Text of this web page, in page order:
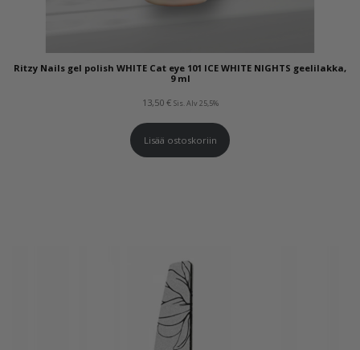
Ritzy Nails gel polish WHITE Cat eye 101 ICE WHITE NIGHTS geelilakka,
9 ml
13,50 € Sis. Alv 25,5%
Lisää ostoskoriin